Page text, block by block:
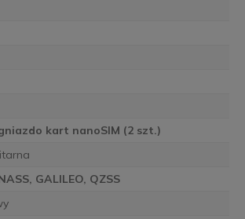
kart nanoSIM (2 szt.)
GALILEO, QZSS